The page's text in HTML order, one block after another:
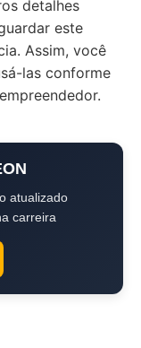
detalhes
este
Assim, você
las conforme
atualizado
carreira